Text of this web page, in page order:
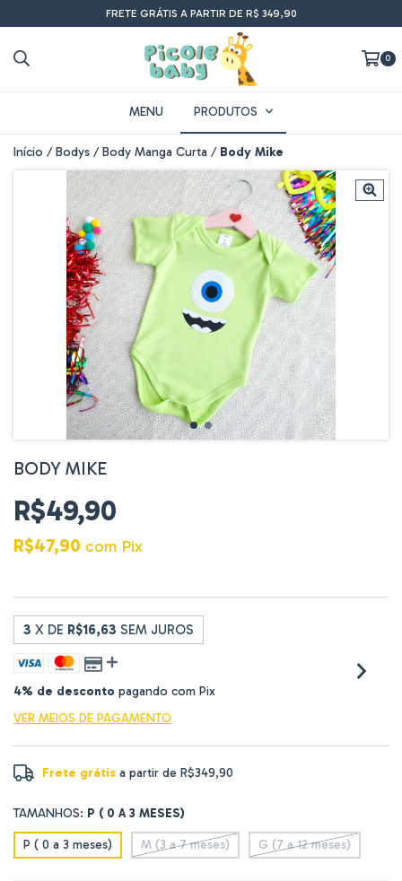
FRETE GRÁTIS A PARTIR DE R$ 349,90
0
MENU PRODUTOS
Início / Bodys / Body Manga Curta / Body Mike
BODY MIKE
R$49,90
R$47,90 com Pix
3 X DE R$16,63 SEM JUROS
4% de desconto pagando com Pix
VER MEIOS DE PAGAMENTO
Frete grátis a partir deR$349,90
TAMANHOS: P ( 0 A 3 MESES)
P ( 0 a 3 meses) M (3 a 7 meses) G (7 a 12 meses)